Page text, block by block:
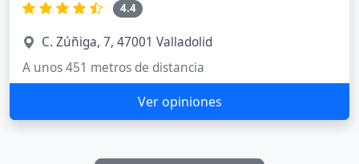
4.4
C. Zúñiga, 7, 47001 Valladolid
A unos 451 metros de distancia
Ver opiniones